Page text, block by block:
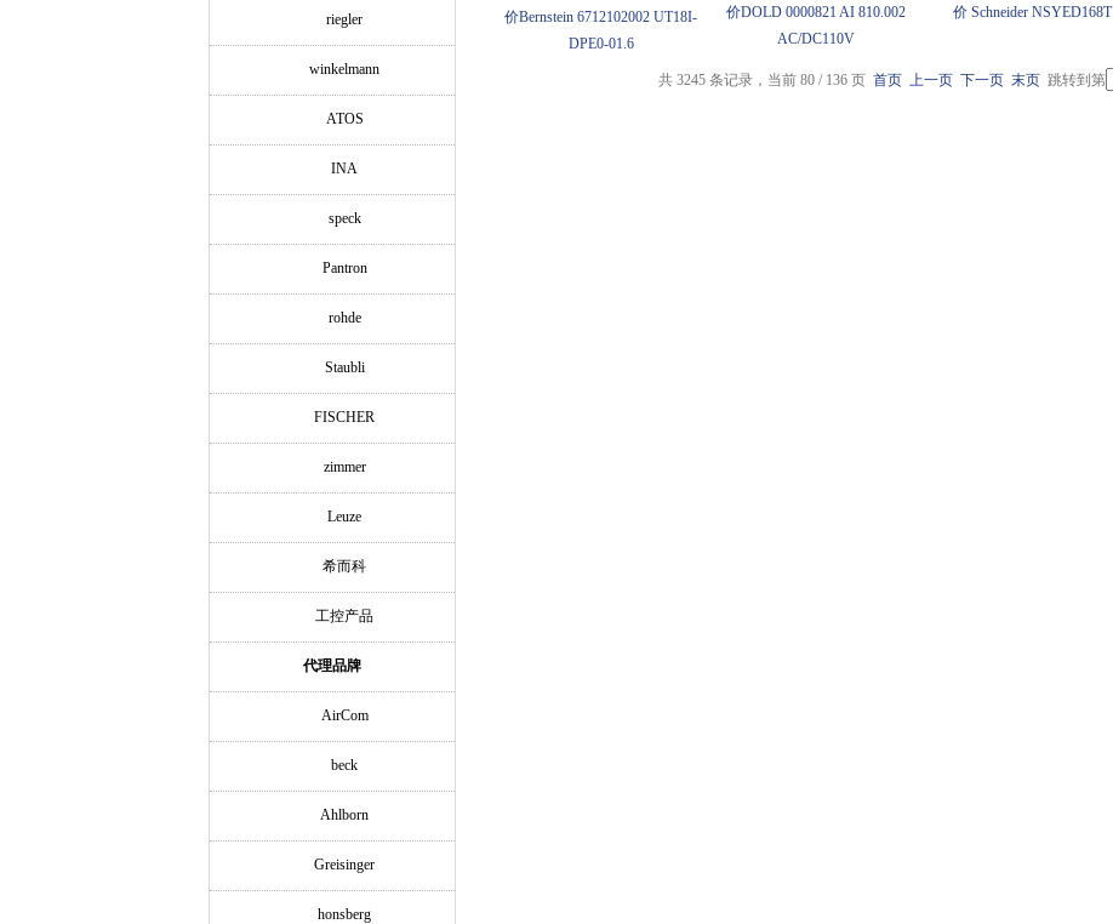
riegler
winkelmann
ATOS
INA
speck
Pantron
rohde
Staubli
FISCHER
zimmer
Leuze
希而科
工控产品
代理品牌
AirCom
beck
Ahlborn
Greisinger
honsberg
价Bernstein 6712102002 UT18I-
DPE0-01.6
价DOLD 0000821 AI 810.002
AC/DC110V
价 Schneider NSYED168T
共 3245 条记录，当前 80 / 136 页 首页 上一页 下一页 末页跳转到第